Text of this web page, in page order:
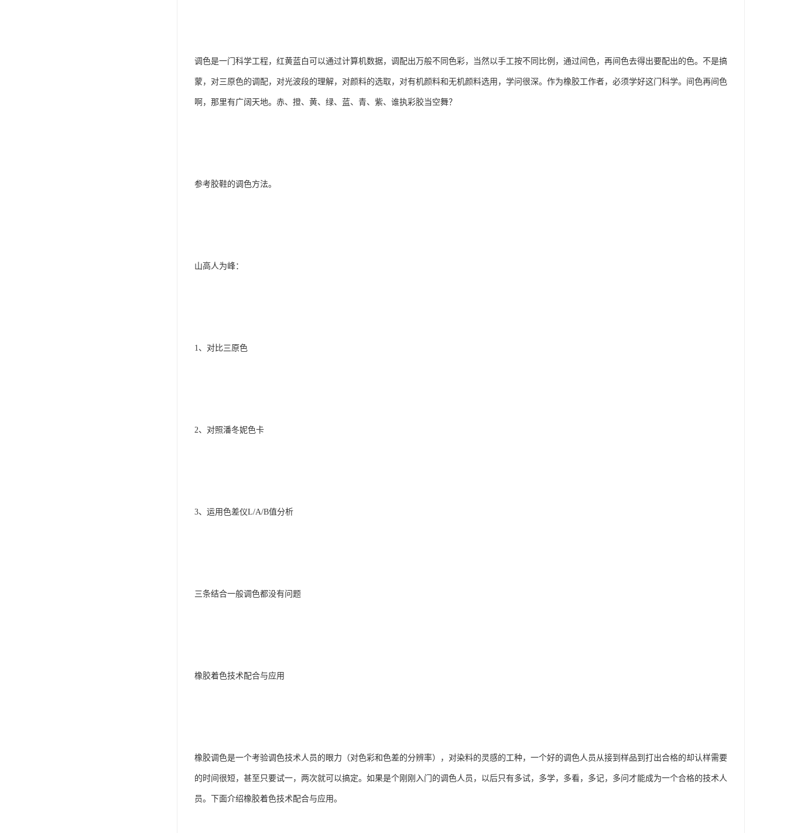
调色是一门科学工程，红黄蓝白可以通过计算机数据，调配出万般不同色彩，当然以手工按不同比例，通过间色，再间色去得出要配出的色。不是搞
蒙，对三原色的调配，对光波段的理解，对颜料的选取，对有机颜料和无机颜料选用，学问很深。作为橡胶工作者，必须学好这门科学。间色再间色
啊，那里有广阔天地。赤、撜、黄、绿、蓝、青、紫、谁执彩胶当空舞？
参考胶鞋的调色方法。
山高人为峰：
1、对比三原色
2、对照潘冬妮色卡
3、运用色差仪L/A/B值分析
三条结合一般调色都没有问题
橡胶着色技术配合与应用
橡胶调色是一个考验调色技术人员的眼力（对色彩和色差的分辨率），对染料的灵感的工种，一个好的调色人员从接到样品到打出合格的却认样需要
的时间很短，甚至只要试一，两次就可以搞定。如果是个刚刚入门的调色人员，以后只有多试，多学，多看，多记，多问才能成为一个合格的技术人
员。下面介绍橡胶着色技术配合与应用。